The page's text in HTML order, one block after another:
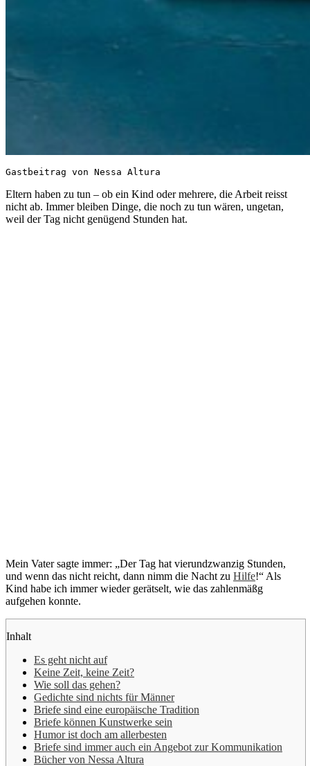
Gastbeitrag von Nessa Altura
Eltern haben zu tun – ob ein Kind oder mehrere, die Arbeit reisst
nicht ab. Immer bleiben Dinge, die noch zu tun wären, ungetan,
weil der Tag nicht genügend Stunden hat.
Mein Vater sagte immer: „Der Tag hat vierundzwanzig Stunden,
und wenn das nicht reicht, dann nimm die Nacht zu Hilfe!“ Als
Kind habe ich immer wieder gerätselt, wie das zahlenmäßg
aufgehen konnte.
Inhalt
Es geht nicht auf
Keine Zeit, keine Zeit?
Wie soll das gehen?
Gedichte sind nichts für Männer
Briefe sind eine europäische Tradition
Briefe können Kunstwerke sein
Humor ist doch am allerbesten
Briefe sind immer auch ein Angebot zur Kommunikation
Bücher von Nessa Altura